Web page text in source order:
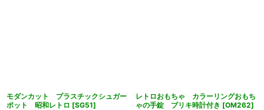
モダンカット プラスチックシュガー
ポット 昭和レトロ [SG51]
レトロおもちゃ カラーリングおもち
ゃの手錠 ブリキ時計付き [OM262]